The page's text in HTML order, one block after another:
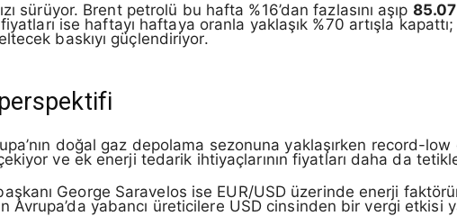
sürüyor. Brent petrolü bu hafta %16’dan fazlasını aşıp
ise haftayı haftaya oranla yaklaşık %70 artışla
baskıyı güçlendiriyor.
doğal gaz depolama sezonuna yaklaşırken record-
ve ek enerji tedarik ihtiyaçlarının fiyatları daha da
George Saravelos ise EUR/USD üzerinde enerji
Avrupa’da yabancı üreticilere USD cinsinden bir vergi etkisi